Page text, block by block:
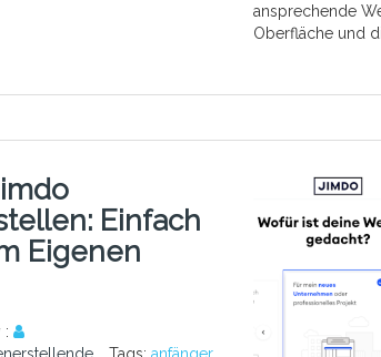
ansprechende
Oberfläche und
Einfach
Eigenen
: